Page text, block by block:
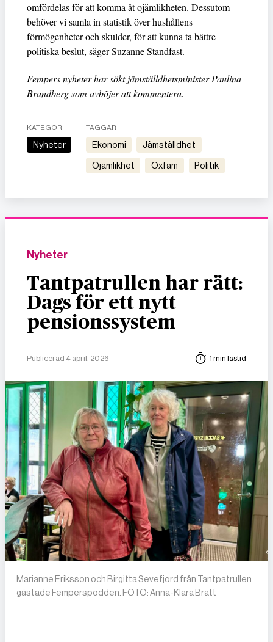
omfördelas för att komma åt ojämlikheten. Dessutom
behöver vi samla in statistik över hushållens
förmögenheter och skulder, för att kunna ta bättre
politiska beslut, säger Suzanne Standfast.
Fempers nyheter har sökt jämställdhetsminister Paulina
Brandberg som avböjer att kommentera.
KATEGORI
Nyheter
TAGGAR
ekonomi jämställdhet
ojämlikhet Oxfam politik
Nyheter
Tantpatrullen har rätt:
Dags för ett nytt
pensionssystem
Publicerad 4 april, 2026 1 min lästid
Marianne Eriksson och Birgitta Sevefjord från Tantpatrullen
gästade Femperspodden. FOTO: Anna-Klara Bratt